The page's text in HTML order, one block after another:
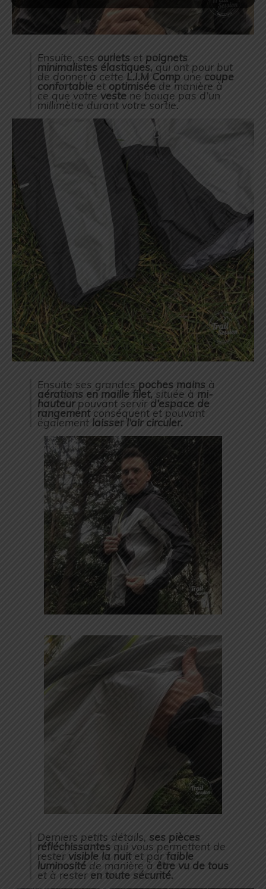
Ensuite, ses ourlets et poignets
minimalistes élastiques, qui ont pour but
de donner à cette L.I.M Comp une coupe
confortable et optimisée de manière à
ce que votre veste ne bouge pas d’un
millimètre durant votre sortie.
Ensuite ses grandes poches mains à
aérations en maille filet, située à mi-
hauteur pouvant servir d’espace de
rangement conséquent et pouvant
également laisser l’air circuler.
Derniers petits détails, ses pièces
réfléchissantes qui vous permettent de
rester visible la nuit et parfaible
luminosité de manière à être vu de tous
et à rester en toute sécurité.